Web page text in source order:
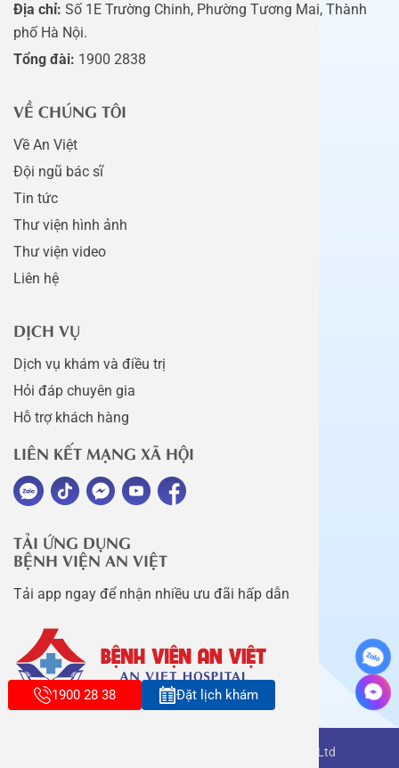
Địa chỉ: Số 1E Trường Chinh, Phường Tương Mai, Thành
phố Hà Nội.
Tổng đài: 1900 2838
VỀ CHÚNG TÔI
Về An Việt
Đội ngũ bác sĩ
Tin tức
Thư viện hình ảnh
Thư viện video
Liên hệ
DỊCH VỤ
Dịch vụ khám và điều trị
Hỏi đáp chuyên gia
Hỗ trợ khách hàng
LIÊN KẾT MẠNG XÃ HỘI
TẢI ỨNG DỤNG
BỆNH VIỆN AN VIỆT
Tải app ngay để nhận nhiều ưu đãi hấp dẫn
Copyright belongs to An Viet Thang Long Co., Ltd
1900 28 38 Đặt lịch khám